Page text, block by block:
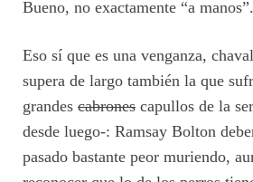
Bueno, no exactamente “a
Eso sí que es una venganza,
supera de largo también la que
grandes cabrones capullos de la
desde luego-: Ramsay Bolton
pasado bastante peor muriendo,